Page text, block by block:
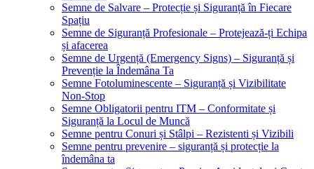
Semne de Salvare – Protecție și Siguranță în Fiecare
Spațiu
Semne de Siguranță Profesionale – Protejează-ți Echipa
și afacerea
Semne de Urgență (Emergency Signs) – Siguranță și
Prevenție la Îndemâna Ta
Semne Fotoluminescente – Siguranță și Vizibilitate
Non-Stop
Semne Obligatorii pentru ITM – Conformitate și
Siguranță la Locul de Muncă
Semne pentru Conuri și Stâlpi – Rezistenti și Vizibili
Semne pentru prevenire – siguranță și protecție la
îndemâna ta